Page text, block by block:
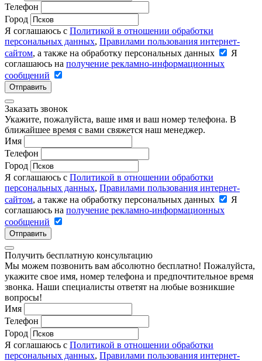
Телефон
Город
Я соглашаюсь с Политикой в отношении обработки
персональных данных, Правилами пользования интернет-
сайтом, а также на обработку персональных данных
Я
соглашаюсь на получение рекламно-информационных
сообщений
Отправить
Заказать звонок
Укажите, пожалуйста, ваше имя и ваш номер телефона. В
ближайшее время с вами свяжется наш менеджер.
Имя
Телефон
Город
Я соглашаюсь с Политикой в отношении обработки
персональных данных, Правилами пользования интернет-
сайтом, а также на обработку персональных данных
Я
соглашаюсь на получение рекламно-информационных
сообщений
Отправить
Получить бесплатную консультацию
Мы можем позвонить вам абсолютно бесплатно! Пожалуйста,
укажите свое имя, номер телефона и предпочтительное время
звонка. Наши специалисты ответят на любые возникшие
вопросы!
Имя
Телефон
Город
Я соглашаюсь с Политикой в отношении обработки
персональных данных, Правилами пользования интернет-